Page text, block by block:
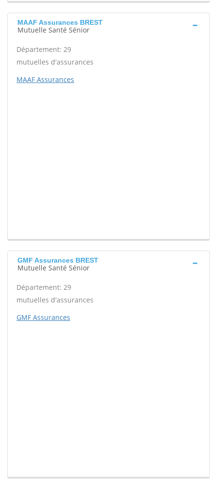
MAAF Assurances BREST
Mutuelle Santé Sénior
Département: 29
mutuelles d'assurances
MAAF Assurances
GMF Assurances BREST
Mutuelle Santé Sénior
Département: 29
mutuelles d'assurances
GMF Assurances